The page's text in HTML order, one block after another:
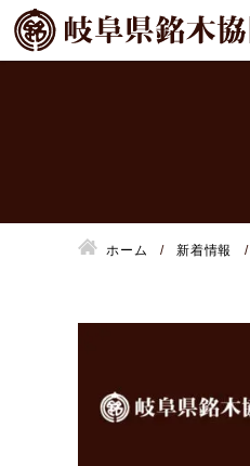
ホーム 新着情報